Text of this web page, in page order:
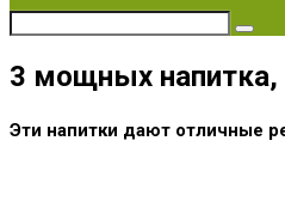
3 мощных напитка,
Эти напитки дают отличные